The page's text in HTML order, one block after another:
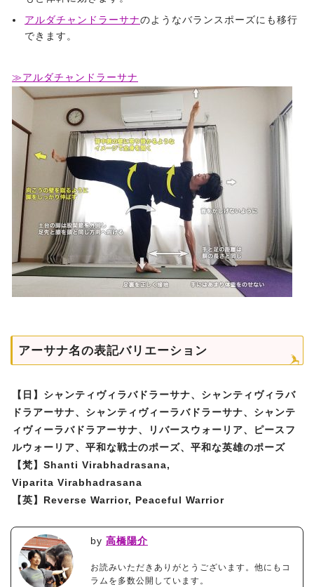
アルダチャンドラーサナのようなバランスポーズにも移行
できます。
≫アルダチャンドラーサナ
アーサナ名の表記バリエーション
【日】シャンティヴィラバドラーサナ、シャンティヴィラバ
ドラアーサナ、シャンティヴィーラバドラーサナ、シャンテ
ィヴィーラバドラアーサナ、リバースウォーリア、ピースフ
ルウォーリア、平和な戦士のポーズ、平和な英雄のポーズ
【梵】Shanti Virabhadrasana,
Viparita Virabhadrasana
【英】Reverse Warrior, Peaceful Warrior
by 高橋陽介
お読みいただきありがとうございます。他にもコ
ラムを多数公開しています。